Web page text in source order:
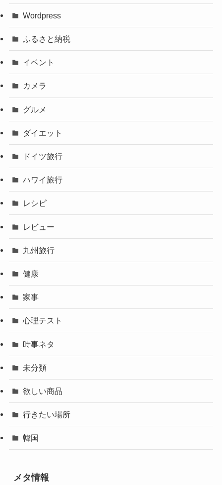
Wordpress
ふるさと納税
イベント
カメラ
グルメ
ダイエット
ドイツ旅行
ハワイ旅行
レシピ
レビュー
九州旅行
健康
家事
心理テスト
時事ネタ
未分類
欲しい商品
行きたい場所
韓国
メタ情報